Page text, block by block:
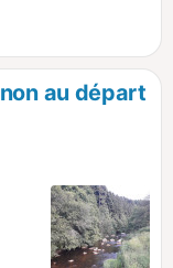
au départ